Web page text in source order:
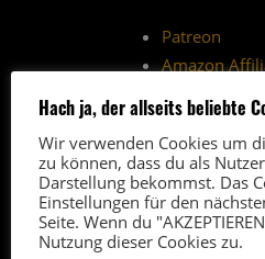
Patreon
Amazon
Thomann-
(*) Über
wir vom
Provision. Der
bleibt für euch
Hach ja, der allseits beliebte
Wir verwenden Cookies um
zu können, dass du als
Darstellung bekommst. Das
Einstellungen für den
Seite. Wenn du
Nutzung dieser Cookies zu.